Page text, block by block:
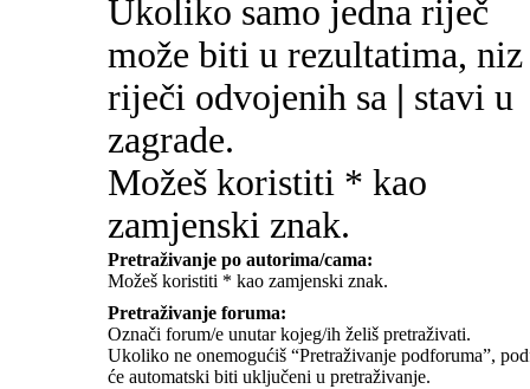
Ukoliko samo jedna riječ
može biti u rezultatima, niz
riječi odvojenih sa | stavi u
zagrade.
Možeš koristiti * kao
zamjenski znak.
Pretraživanje po autorima/cama:
Možeš koristiti * kao zamjenski znak.
Pretraživanje foruma:
Označi forum/e unutar kojeg/ih želiš pretraživati.
Ukoliko ne onemogućiš “Pretraživanje podforuma”,
će automatski biti uključeni u pretraživanje.